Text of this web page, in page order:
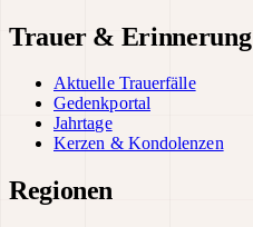
Trauer & Erinnerung
Aktuelle Trauerfälle
Gedenkportal
Jahrtage
Kerzen & Kondolenzen
Regionen